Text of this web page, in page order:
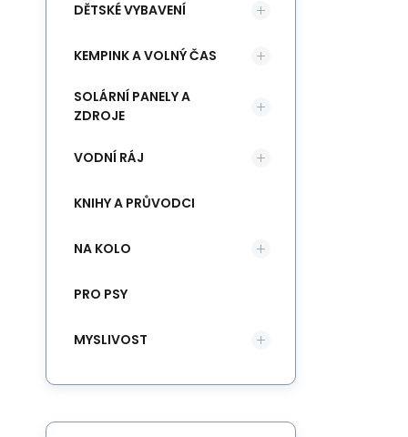
DĚTSKÉ VYBAVENÍ
KEMPINK A VOLNÝ ČAS
SOLÁRNÍ PANELY A
ZDROJE
VODNÍ RÁJ
KNIHY A PRŮVODCI
NA KOLO
PRO PSY
MYSLIVOST